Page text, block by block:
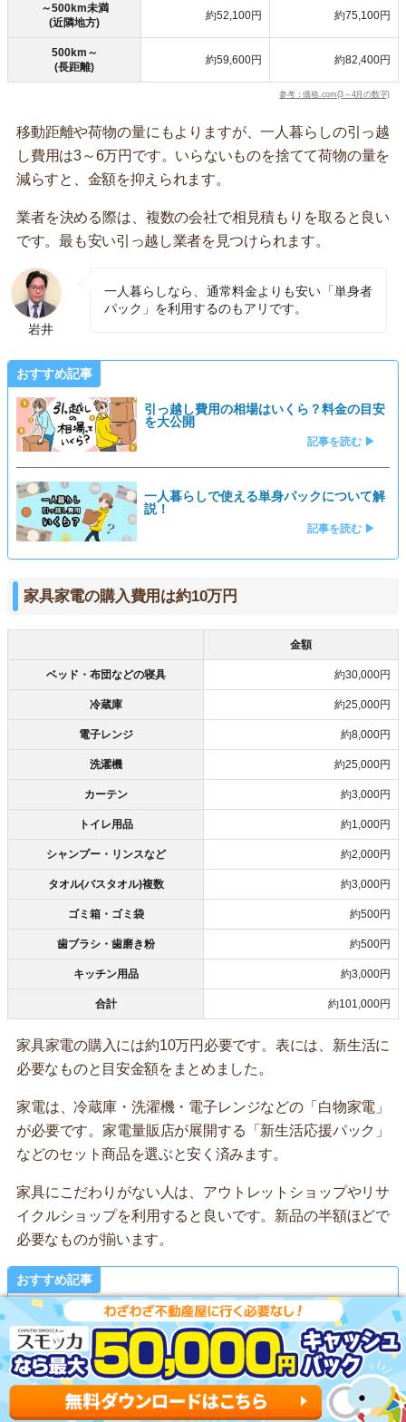
～500km未満
(近隣地方)
約52,100円 約75,100円
500km～
(長距離)
約59,600円 約82,400円
参考：価格.com(3～4月の数字)
移動距離や荷物の量にもよりますが、一人暮らしの引っ越
し費用は3～6万円です。いらないものを捨てて荷物の量を
減らすと、金額を抑えられます。
業者を決める際は、複数の会社で相見積もりを取ると良い
です。最も安い引っ越し業者を見つけられます。
岩井
一人暮らしなら、通常料金よりも安い「単身者
パック」を利用するのもアリです。
おすすめ記事
引っ越し費用の相場はいくら？料金の目安
を大公開
記事を読む ▶
一人暮らしで使える単身パックについて解
説！
記事を読む ▶
家具家電の購入費用は約10万円
金額
ベッド・布団などの寝具 約30,000円
冷蔵庫 約25,000円
電子レンジ 約8,000円
洗濯機 約25,000円
カーテン 約3,000円
トイレ用品 約1,000円
シャンプー・リンスなど 約2,000円
タオル(バスタオル)複数 約3,000円
ゴミ箱・ゴミ袋 約500円
歯ブラシ・歯磨き粉 約500円
キッチン用品 約3,000円
合計 約101,000円
家具家電の購入には約10万円必要です。表には、新生活に
必要なものと目安金額をまとめました。
家電は、冷蔵庫・洗濯機・電子レンジなどの「白物家電」
が必要です。家電量販店が展開する「新生活応援パック」
などのセット商品を選ぶと安く済みます。
家具にこだわりがない人は、アウトレットショップやリサ
イクルショップを利用すると良いです。新品の半額ほどで
必要なものが揃います。
おすすめ記事
一人暮らしに必要なものリスト！最低限揃
えるものとは
記事を読む ▶
一人暮らしでいらないものまとめ！不要な
理由も紹介